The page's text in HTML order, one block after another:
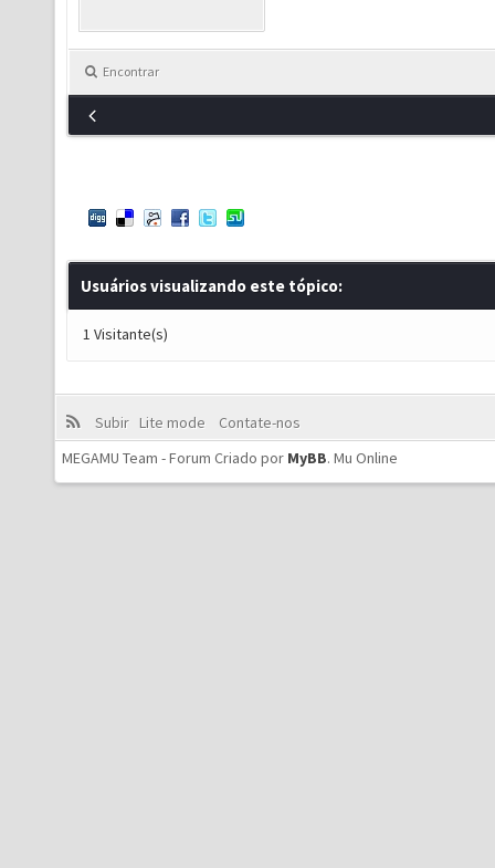
Encontrar
Usuários visualizando este tópico:
1 Visitante(s)
Subir Lite mode
Contate-nos
MEGAMU Team - Forum Criado por MyBB. Mu Online